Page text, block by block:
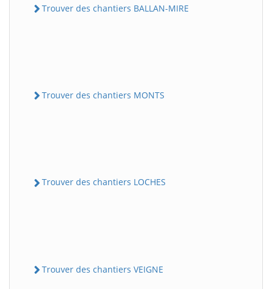
Trouver des chantiers BALLAN-MIRE
Trouver des chantiers MONTS
Trouver des chantiers LOCHES
Trouver des chantiers VEIGNE